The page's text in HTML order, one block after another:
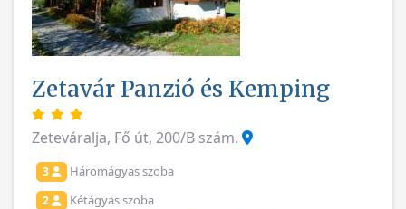
Zetavár Panzió és Kemping
Zeteváralja, Fő út, 200/B szám.
3 Háromágyas szoba
2 Kétágyas szoba